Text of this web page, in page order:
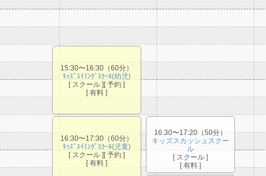
15:30〜16:30（60分）
ｷｯｽﾞｽｲﾐﾝｸﾞｽｸｰﾙ(幼児)
[ スクール ][ 予約 ]
[ 有料 ]
16:30〜17:30（60分）
ｷｯｽﾞｽｲﾐﾝｸﾞｽｸｰﾙ(児童)
[ スクール ][ 予約 ]
[ 有料 ]
16:30〜17:20（50分）
キッズスカッシュスクー
ル
[ スクール ]
[ 有料 ]